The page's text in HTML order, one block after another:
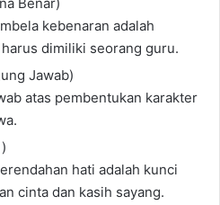
kebenaran adalah
dimiliki seorang guru.
Jawab)
atas pembentukan karakter
hati adalah kunci
cinta dan kasih sayang.